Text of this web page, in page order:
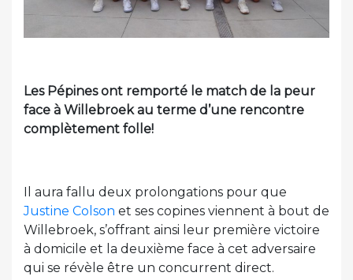
Les Pépines ont remporté le match de la peur
face à Willebroek au terme d’une rencontre
complètement folle!
Il aura fallu deux prolongations pour que
Justine Colson et ses copines viennent à bout de
Willebroek, s’offrant ainsi leur première victoire
à domicile et la deuxième face à cet adversaire
qui se révèle être un concurrent direct.